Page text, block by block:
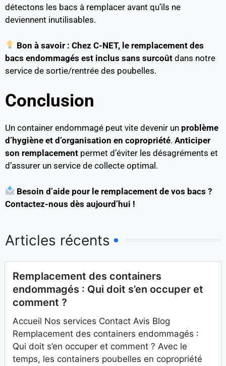
détectons les bacs à remplacer avant qu’ils ne
deviennent inutilisables.
Bon à savoir : Chez C-NET, le remplacement des
bacs endommagés est inclus sans surcoût dans notre
service de sortie/rentrée des poubelles.
Conclusion
Un container endommagé peut vite devenir un problème
d’hygiène et d’organisation en copropriété. Anticiper
son remplacement permet d’éviter les désagréments et
d’assurer un service de collecte optimal.
Besoin d’aide pour le remplacement de vos bacs ?
Contactez-nous dès aujourd’hui !
Articles récents
Remplacement des containers
endommagés : Qui doit s’en occuper et
comment ?
Accueil Nos services Contact Avis Blog
Remplacement des containers endommagés :
Qui doit s’en occuper et comment ? Avec le
temps, les containers poubelles en copropriété